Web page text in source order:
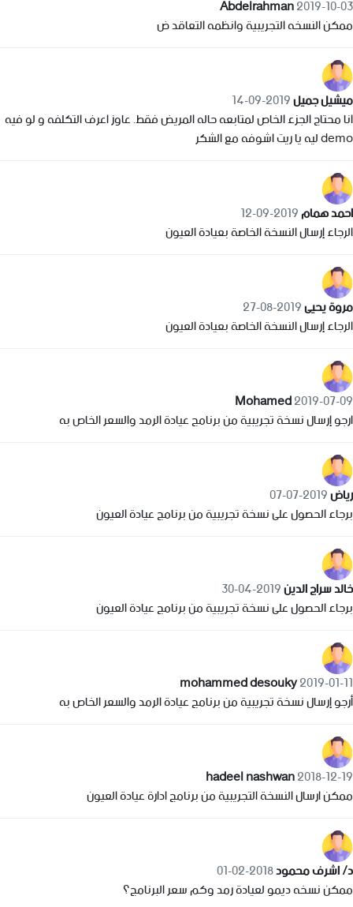
Abdelrahman2019-10-03
ممكن النسخه التجريبية وانظمه التعاقد ض
ميشيل جميل2019-09-14
انا محتاج الجزء الخاص لمتابعه حاله المريض فقط. عاوز اعرف التكلفه و لو فيه
demo ليه يا ريت اشوفه مع الشكر
احمد همام2019-09-12
الرجاء إرسال النسخة الخاصة بعيادة العيون
مروة يحيى2019-08-27
الرجاء إرسال النسخة الخاصة بعيادة العيون
Mohamed2019-07-09
ارجو إرسال نسخة تجريبية من برنامج عيادة الرمد والسعر الخاص به
رياض2019-07-07
برجاء الحصول على نسخة تجريبية من برنامج عيادة العيون
خالد سراج الدين2019-04-30
برجاء الحصول على نسخة تجريبية من برنامج عيادة العيون
mohammed desouky2019-01-11
أرجو إرسال نسخة تجريبية من برنامج عيادة الرمد والسعر الخاص به
hadeel nashwan2018-12-19
ممكن ارسال النسخة التجريبية من برنامج ادارة عيادة العيون
د/ اشرف محمود2018-02-01
ممكن نسخه ديمو لعيادة رمد وكم سعر البرنامج؟